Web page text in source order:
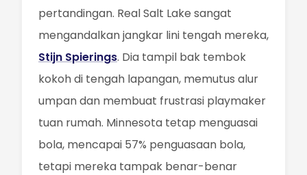
pertandingan. Real Salt Lake sangat
mengandalkan jangkar lini tengah mereka,
Stijn Spierings. Dia tampil bak tembok
kokoh di tengah lapangan, memutus alur
umpan dan membuat frustrasi playmaker
tuan rumah. Minnesota tetap menguasai
bola, mencapai 57% penguasaan bola,
tetapi mereka tampak benar-benar